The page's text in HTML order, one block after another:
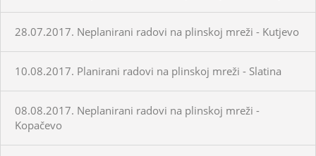
28.07.2017. Neplanirani radovi na plinskoj mreži - Kutjevo
10.08.2017. Planirani radovi na plinskoj mreži - Slatina
08.08.2017. Neplanirani radovi na plinskoj mreži -
Kopačevo